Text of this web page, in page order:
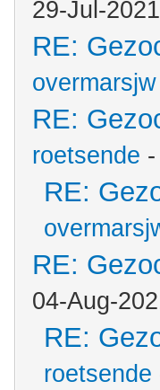
29-Jul-
RE:
overmarsjw
RE:
roetsende
RE:
RE:
04-Aug-
RE:
roetsende